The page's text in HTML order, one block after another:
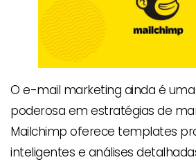
O e-mail marketing ainda é
poderosa em estratégias de
Mailchimp oferece templates
inteligentes e análises